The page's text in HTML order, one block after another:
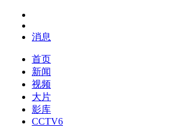
消息
首页
新闻
视频
大片
影库
CCTV6